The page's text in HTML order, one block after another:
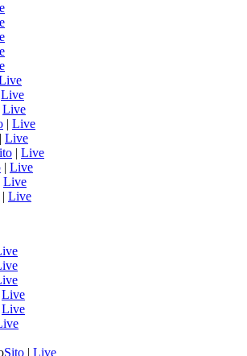
Live
Live
| Live
| Live
| Live
| Live
Live
| Live
Live
Live
Sito | Live